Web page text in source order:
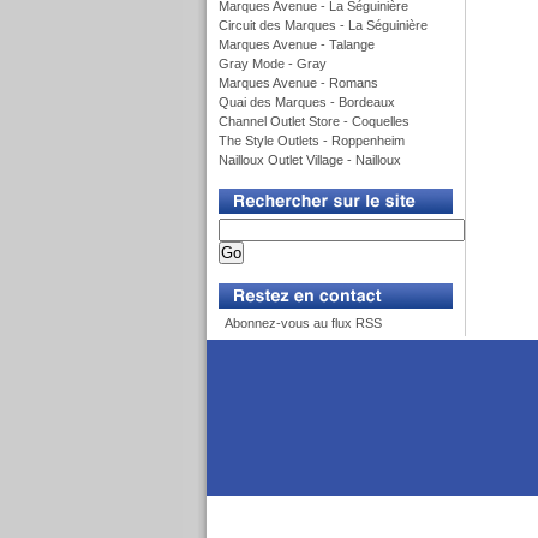
Marques Avenue - La Séguinière
Circuit des Marques - La Séguinière
Marques Avenue - Talange
Gray Mode - Gray
Marques Avenue - Romans
Quai des Marques - Bordeaux
Channel Outlet Store - Coquelles
The Style Outlets - Roppenheim
Nailloux Outlet Village - Nailloux
Abonnez-vous au flux RSS